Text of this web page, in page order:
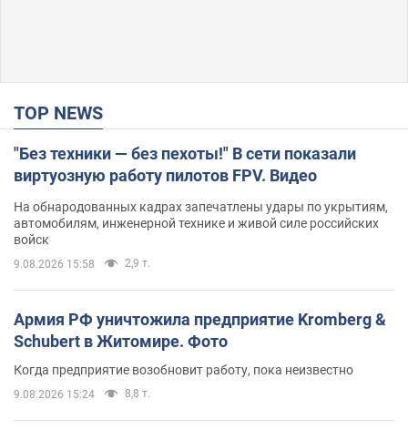
TOP NEWS
"Без техники — без пехоты!" В сети показали
виртуозную работу пилотов FPV. Видео
На обнародованных кадрах запечатлены удары по укрытиям,
автомобилям, инженерной технике и живой силе российских
войск
9.08.2026 15:58 2,9 т.
Армия РФ уничтожила предприятие Kromberg &
Schubert в Житомире. Фото
Когда предприятие возобновит работу, пока неизвестно
9.08.2026 15:24 8,8 т.